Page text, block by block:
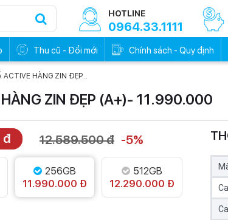
HOTLINE
0964.33.1111
Thu cũ - Đổi mới Chính sách - Quy định
HÀNG ZIN ĐẸP...
ZIN ĐẸP (A+)- 11.990.000
Trả góp 0đ - Trả trước
0%
đ 12.589.500 đ -5%
256GB
11.990.000 Đ
512GB
12.290.000 Đ